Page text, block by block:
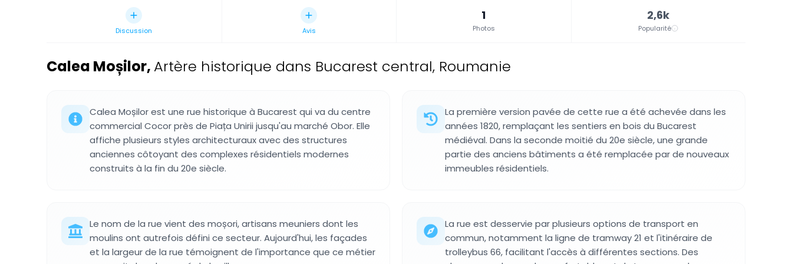
Discussion Avis
1
Photos
2,6k
Popularité
Calea Moșilor, Artère historique dans Bucarest central, Roumanie
Calea Moșilor est une rue historique à Bucarest qui va du centre
commercial Cocor près de Piața Unirii jusqu'au marché Obor. Elle
affiche plusieurs styles architecturaux avec des structures
anciennes côtoyant des complexes résidentiels modernes
construits à la fin du 20e siècle.
La première version pavée de cette rue a été achevée dans les
années 1820, remplaçant les sentiers en bois du Bucarest
médiéval. Dans la seconde moitié du 20e siècle, une grande
partie des anciens bâtiments a été remplacée par de nouveaux
immeubles résidentiels.
Le nom de la rue vient des moșori, artisans meuniers dont les
moulins ont autrefois défini ce secteur. Aujourd'hui, les façades
et la largeur de la rue témoignent de l'importance que ce métier
La rue est desservie par plusieurs options de transport en
commun, notamment la ligne de tramway 21 et l'itinéraire de
trolleybus 66, facilitant l'accès à différentes sections. Des